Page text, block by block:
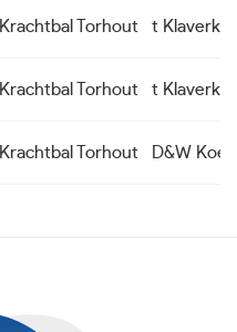
Krachtbal Torhout t
Krachtbal Torhout t
Krachtbal Torhout D&W